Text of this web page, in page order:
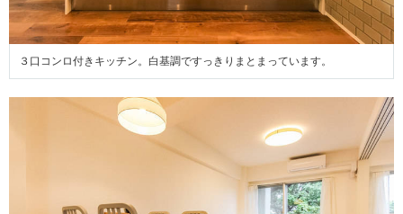
３口コンロ付きキッチン。白基調ですっきりまとまっています。